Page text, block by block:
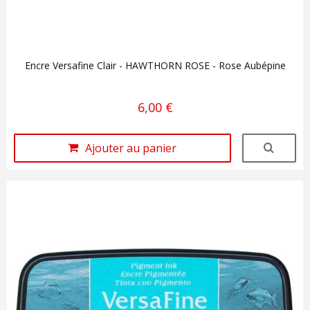
Encre Versafine Clair - HAWTHORN ROSE - Rose Aubépine
6,00 €
Ajouter au panier